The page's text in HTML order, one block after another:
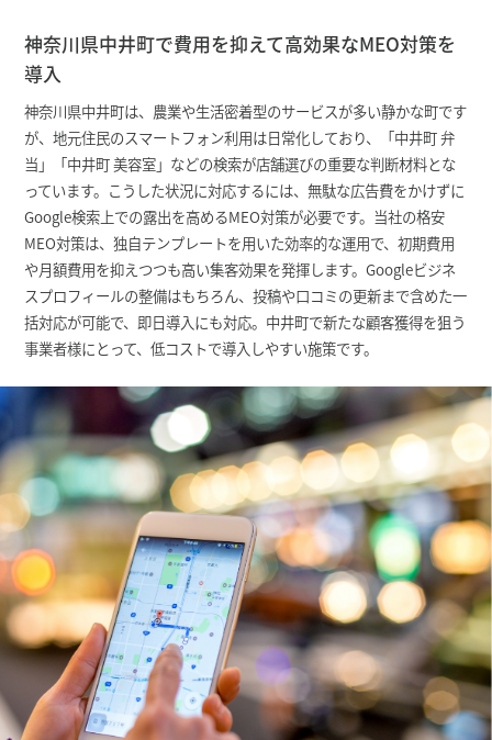
神奈川県中井町で費用を抑えて高効果なMEO対策を
導入
神奈川県中井町は、農業や生活密着型のサービスが多い静かな町です
が、地元住民のスマートフォン利用は日常化しており、「中井町 弁
当」「中井町 美容室」などの検索が店舗選びの重要な判断材料とな
っています。こうした状況に対応するには、無駄な広告費をかけずに
Google検索上での露出を高めるMEO対策が必要です。当社の格安
MEO対策は、独自テンプレートを用いた効率的な運用で、初期費用
や月額費用を抑えつつも高い集客効果を発揮します。Googleビジネ
スプロフィールの整備はもちろん、投稿や口コミの更新まで含めた一
括対応が可能で、即日導入にも対応。中井町で新たな顧客獲得を狙う
事業者様にとって、低コストで導入しやすい施策です。